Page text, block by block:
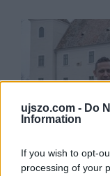
ujszo.com - Do
Information
If you wish to opt-
processing of your